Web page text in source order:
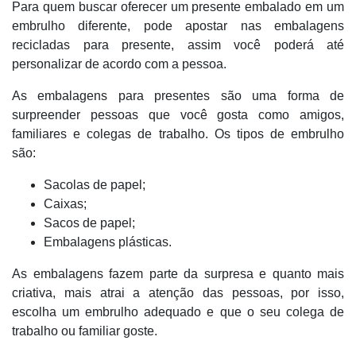
Para quem buscar oferecer um presente embalado em um
embrulho diferente, pode apostar nas embalagens
recicladas para presente, assim você poderá até
personalizar de acordo com a pessoa.
As embalagens para presentes são uma forma de
surpreender pessoas que você gosta como amigos,
familiares e colegas de trabalho. Os tipos de embrulho
são:
Sacolas de papel;
Caixas;
Sacos de papel;
Embalagens plásticas.
As embalagens fazem parte da surpresa e quanto mais
criativa, mais atrai a atenção das pessoas, por isso,
escolha um embrulho adequado e que o seu colega de
trabalho ou familiar goste.